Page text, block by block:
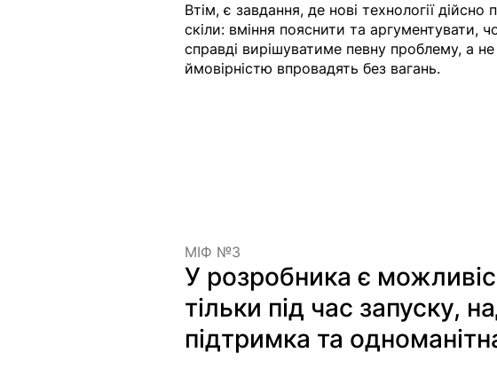
Втім, є завдання, де нові технології
скіли: вміння пояснити та аргументувати,
справді вирішуватиме певну проблему, а
ймовірністю впровадять без вагань.
МІФ №3
У розробника є
тільки під час запуску,
підтримка та